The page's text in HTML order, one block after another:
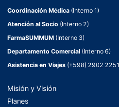
Coordinación Médica (Interno 1)
Atención al Socio (Interno 2)
FarmaSUMMUM (Interno 3)
Departamento Comercial (Interno 6)
Asistencia en Viajes (+598) 2902 2251
Misión y Visión
Planes